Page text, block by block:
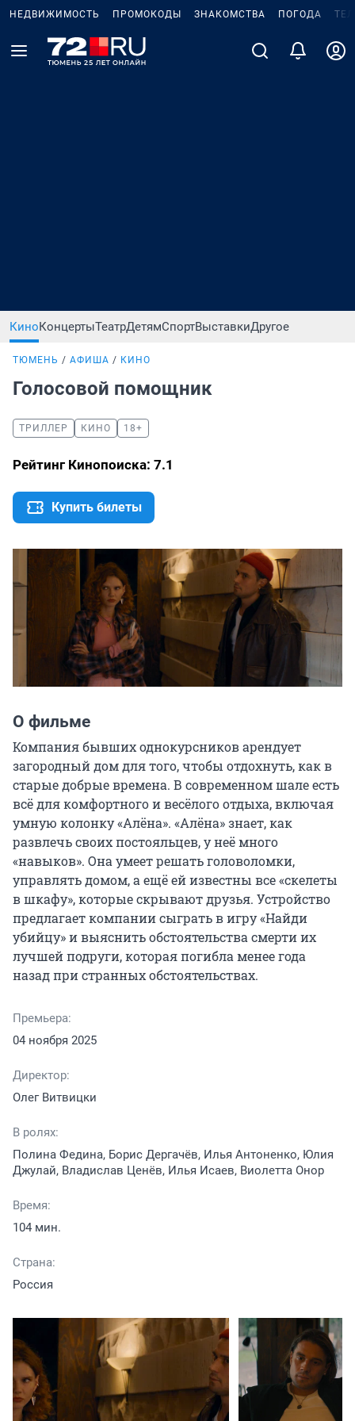
НЕДВИЖИМОСТЬ ПРОМОКОДЫ ЗНАКОМСТВА ПОГОДА
КиноКонцертыТеатрДетямСпортВыставкиДругое
ТЮМЕНЬ АФИША КИНО
Голосовой помощник
ТРИЛЛЕР КИНО 18+
Рейтинг Кинопоиска: 7.1
Купить билеты
О фильме
Компания бывших однокурсников арендует
загородный дом для того, чтобы отдохнуть, как в
старые добрые времена. В современном шале есть
всё для комфортного и весёлого отдыха, включая
умную колонку «Алёна». «Алёна» знает, как
развлечь своих постояльцев, у неё много
«навыков». Она умеет решать головоломки,
управлять домом, а ещё ей известны все «скелеты
в шкафу», которые скрывают друзья. Устройство
предлагает компании сыграть в игру «Найди
убийцу» и выяснить обстоятельства смерти их
лучшей подруги, которая погибла менее года
назад при странных обстоятельствах.
Премьера:
04 ноября 2025
Директор:
Олег Витвицки
В ролях:
Полина Федина, Борис Дергачёв, Илья Антоненко, Юлия
Джулай, Владислав Ценёв, Илья Исаев, Виолетта Онор
Время:
104 мин.
Страна:
Россия